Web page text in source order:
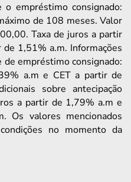
o empréstimo consignado:
de 108 meses. Valor
Taxa de juros a partir
1,51% a.m. Informações
empréstimo consignado:
a.m e CET a partir de
sobre antecipação
a partir de 1,79% a.m e
Os valores mencionados
no momento da